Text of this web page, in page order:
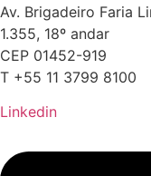
Av. Brigadeiro Faria
1.355, 18º andar
CEP 01452-919
T +55 11 3799 8100
Linkedin